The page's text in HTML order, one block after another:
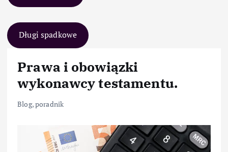
Długi spadkowe
Prawa i obowiązki
wykonawcy testamentu.
Blog,poradnik